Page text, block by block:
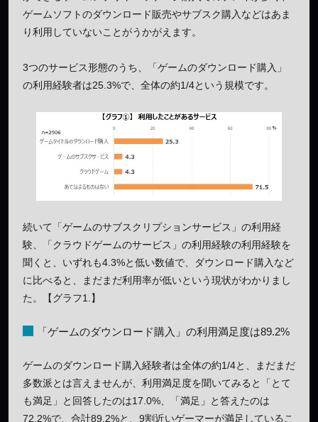
ゲームソフトのダウンロード販売やサブスク購入などはあま
り利用していないことがうかがえます。
3つのサービス形態のうち、「ゲームのダウンロード購入」
の利用経験者は25.3%で、全体の約1/4という規模です。
続いて「ゲームのサブスクリプションサービス」の利用経
験、「クラウドゲームのサービス」の利用経験の利用経験を
聞くと、いずれも4.3%と低い数値で、ダウンロード購入など
に比べると、まだまだ利用率が低いという現状がわかりまし
た。【グラフ1.】
「ゲームのダウンロード購入」の利用満足度は89.2%
ゲームのダウンロード購入経験者は全体の約1/4と、まだまだ
多数派とは言えませんが、利用満足度を聞いてみると「とて
も満足」と回答したのは17.0%、「満足」と答えたのは
72.2%で、合計89.2%と、9割近いゲーマーが満足しているこ